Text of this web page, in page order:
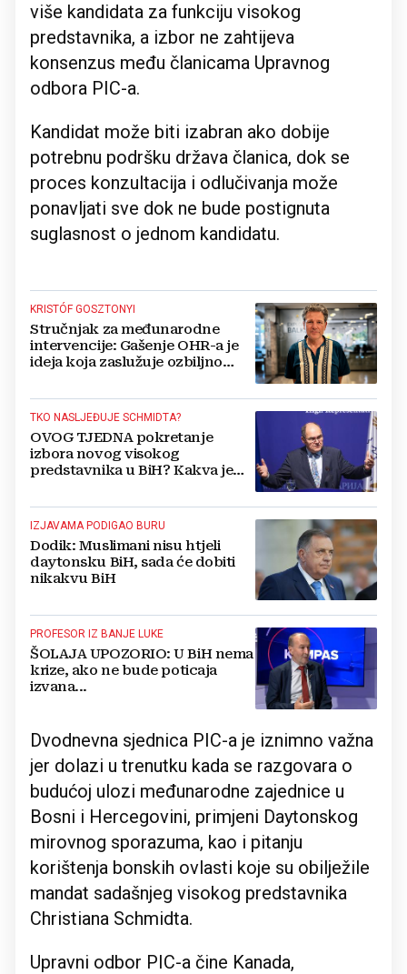
više kandidata za funkciju visokog
predstavnika, a izbor ne zahtijeva
konsenzus među članicama Upravnog
odbora PIC-a.
Kandidat može biti izabran ako dobije
potrebnu podršku država članica, dok se
proces konzultacija i odlučivanja može
ponavljati sve dok ne bude postignuta
suglasnost o jednom kandidatu.
KRISTÓF GOSZTONYI
Stručnjak za međunarodne
intervencije: Gašenje OHR-a je
ideja koja zaslužuje ozbiljno
TKO NASLJEĐUJE SCHMIDTA?
OVOG TJEDNA pokretanje
izbora novog visokog
predstavnika u BiH? Kakva je
IZJAVAMA PODIGAO BURU
Dodik: Muslimani nisu htjeli
daytonsku BiH, sada će dobiti
nikakvu BiH
PROFESOR IZ BANJE LUKE
ŠOLAJA UPOZORIO: U BiH nema
krize, ako ne bude poticaja
izvana...
Dvodnevna sjednica PIC-a je iznimno važna
jer dolazi u trenutku kada se razgovara o
budućoj ulozi međunarodne zajednice u
Bosni i Hercegovini, primjeni Daytonskog
mirovnog sporazuma, kao i pitanju
korištenja bonskih ovlasti koje su obilježile
mandat sadašnjeg visokog predstavnika
Christiana Schmidta.
Upravni odbor PIC-a čine Kanada,